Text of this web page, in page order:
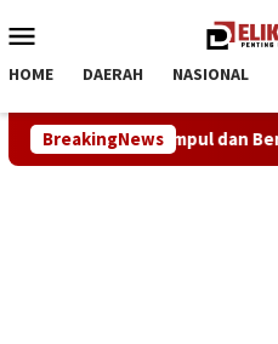
ke
Mobile
HOME DAERAH NASIONAL
BreakingNews
Indoor dan Outdoor